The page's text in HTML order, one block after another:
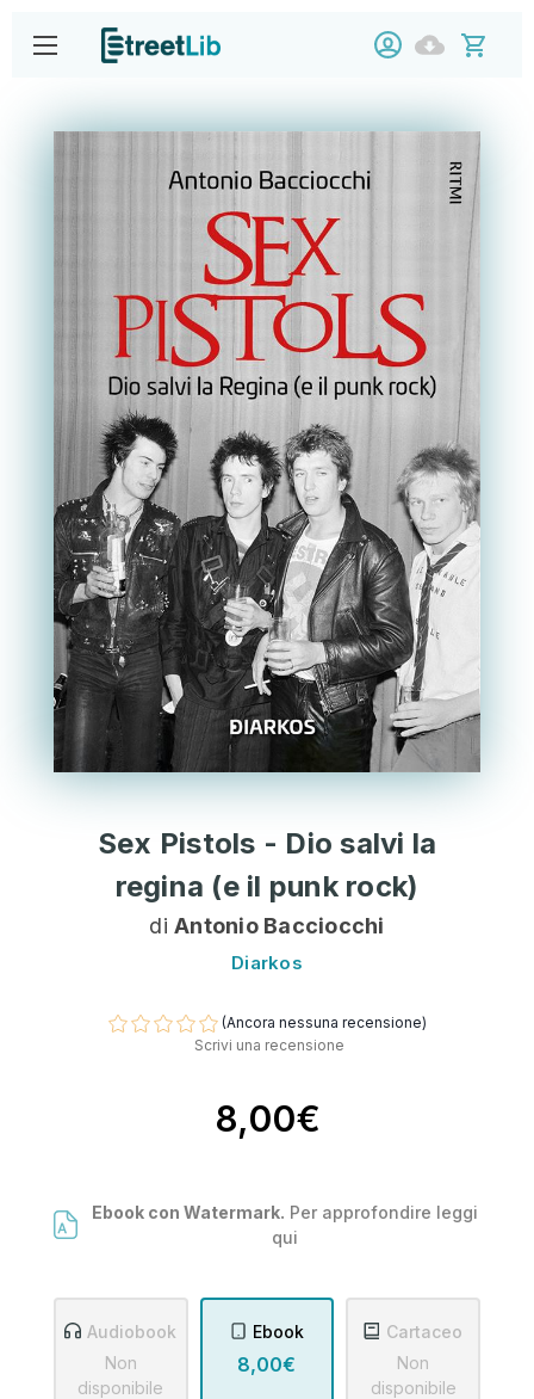
Sex Pistols - Dio salvi la
regina (e il punk rock)
diAntonio Bacciocchi
Diarkos
(Ancora nessuna recensione)
Scrivi una recensione
8,00€
Ebook con Watermark. Per approfondire leggi
qui
Audiobook
Non
disponibile
Ebook
8,00€
Cartaceo
Non
disponibile